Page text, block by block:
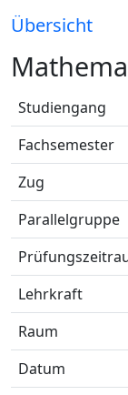
Übersicht
Studiengang
Fachsemester
Zug
Parallelgruppe
Lehrkraft
Raum
Datum